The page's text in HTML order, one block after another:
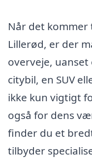
Når det
Lillerød, er der
overveje,
citybil, en SUV
ikke kun vigtigt
også for dens
finder du et
tilbyder